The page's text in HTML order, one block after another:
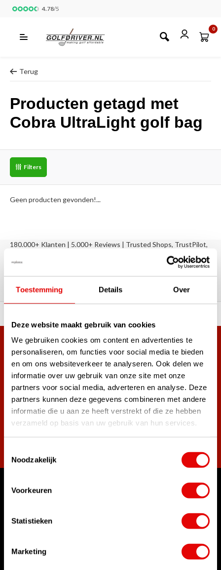
Toestemming Details Over
Deze website maakt gebruik van cookies
We gebruiken cookies om content en advertenties te
personaliseren, om functies voor social media te bieden
en om ons websiteverkeer te analyseren. Ook delen we
informatie over uw gebruik van onze site met onze
partners voor social media, adverteren en analyse. Deze
partners kunnen deze gegevens combineren met andere
informatie die u aan ze heeft verstrekt of die ze hebben
verzameld op basis van uw gebruik van hun services.
Noodzakelijk
Voorkeuren
Statistieken
Marketing
4.78/5
0
Terug
Producten getagd met
Cobra UltraLight golf bag
Filters
Geen producten gevonden!...
180.000+ Klanten | 5.000+ Reviews | Trusted Shops, TrustPilot,
Reviews: Onze klanten aan het
woord
Meer dan 38.000 klanten hebben zich al
aangemeld.
Word ook lid van de nieuwsbrief en mis nooit meer de beste
golf aanbiedingen!
Waar kunnen we u mee helpen?
Bel ons gerust
Chat met ons